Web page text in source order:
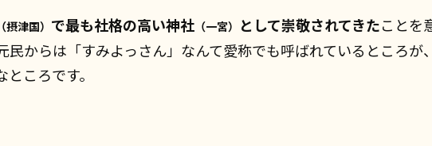
（摂津国） で最も社格の高い神社 （一宮） として崇敬されてきたことを
からは「すみよっさん」なんて愛称でも呼ばれているところが、
ころです。